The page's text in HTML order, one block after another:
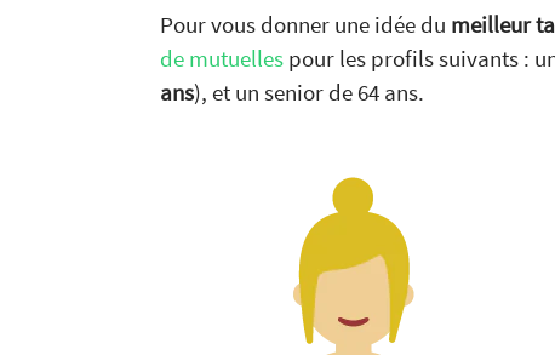
Pour vous donner une idée du meilleur
de mutuelles pour les profils suivants :
ans), et un senior de 64 ans.